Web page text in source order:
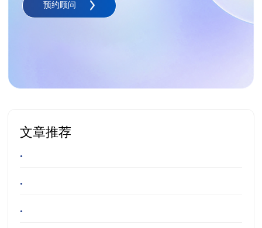
预约顾问
文章推荐
•
•
•